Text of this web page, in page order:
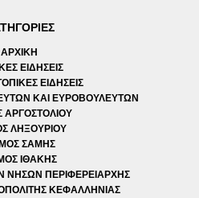
ΑΡΧΙΚΗ
ΕΙΔΗΣΕΙΣ
ΕΙΔΗΣΕΙΣ
ΚΑΙ ΕΥΡΟΒΟΥΛΕΥΤΩΝ
ΛΗΞΟΥΡΙΟΥ
ΣΑΜΗΣ
ΙΘΑΚΗΣ
ΝΗΣΩΝ ΠΕΡΙΦΕΡΕΙΑΡΧΗΣ
ΚΕΦΑΛΛΗΝΙΑΣ